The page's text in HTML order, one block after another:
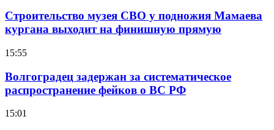
Строительство музея СВО у подножия Мамаева
кургана выходит на финишную прямую
15:55
Волгоградец задержан за систематическое
распространение фейков о ВС РФ
15:01